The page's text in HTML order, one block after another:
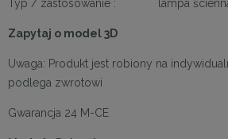
Typ / zastosowanie :
lampa
Zapytaj o model 3D
Uwaga: Produkt jest robiony na
podlega zwrotowi
Gwarancja 24 M-CE